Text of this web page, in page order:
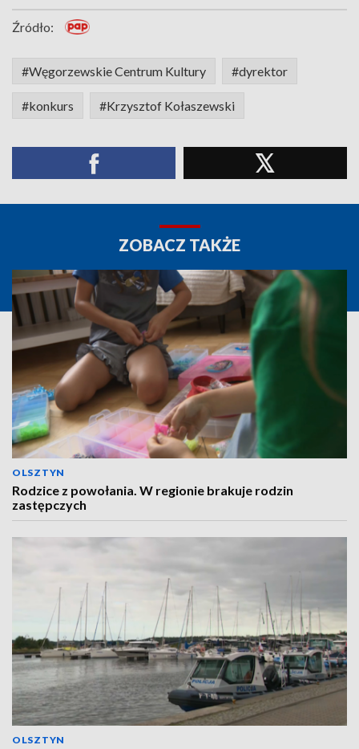
Źródło:
#Węgorzewskie Centrum Kultury #dyrektor
#konkurs #Krzysztof Kołaszewski
ZOBACZ TAKŻE
OLSZTYN
Rodzice z powołania. W regionie brakuje rodzin
zastępczych
OLSZTYN